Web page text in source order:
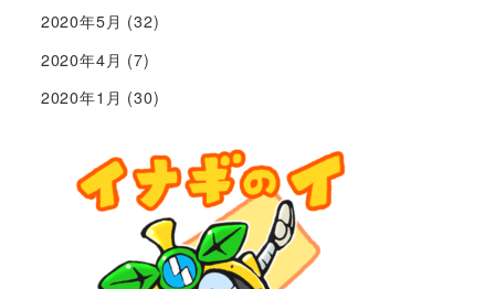
2020年5月 (32)
2020年4月 (7)
2020年1月 (30)